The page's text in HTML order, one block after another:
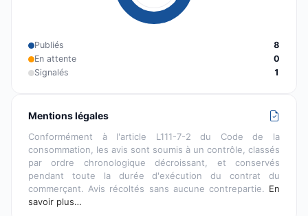
Publiés
8
En attente
0
Signalés
1
Mentions légales
Conformément à l'article L111-7-2 du Code de la
consommation, les avis sont soumis à un contrôle, classés
par ordre chronologique décroissant, et conservés
pendant toute la durée d'exécution du contrat du
commerçant. Avis récoltés sans aucune contrepartie. En
savoir plus…